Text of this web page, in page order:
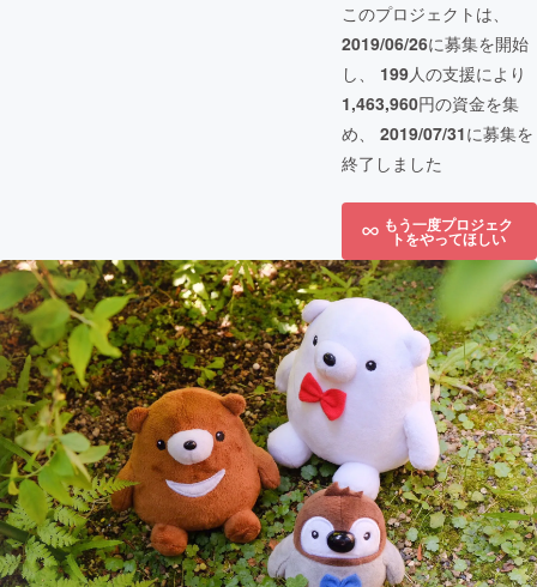
このプロジェクトは、
2019/06/26に募集を開始
し、 199人の支援により
1,463,960円の資金を集
め、 2019/07/31に募集を
終了しました
もう一度プロジェク
トをやってほしい